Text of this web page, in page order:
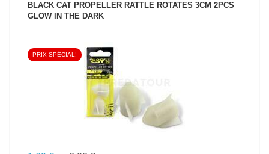
BLACK CAT PROPELLER RATTLE ROTATES 3CM 2PCS
GLOW IN THE DARK
VOIR LE PRODUIT
PRIX SPÉCIAL!